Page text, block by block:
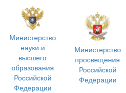
Министерство
науки и
высшего
образования
Российской
Федерации
Министерство
просвещения
Российской
Федерации